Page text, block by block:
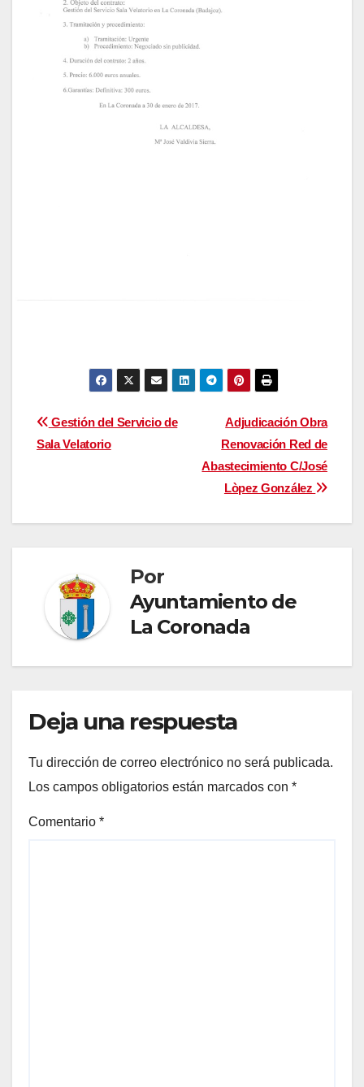
Navegación
de
Adjudicación Obra
Renovación Red de
Abastecimiento C/José
Lòpez González
Gestión del Servicio de
Sala Velatorio
Por
Ayuntamiento de
La Coronada
Deja una respuesta
Tu dirección de correo electrónico no será publicada.
Los campos obligatorios están marcados con *
Comentario *